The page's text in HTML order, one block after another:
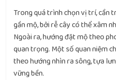
Trong quá trình chọn vị trí, cần
gần mộ, bởi rễ cây có thể xâm
Ngoài ra, hướng đặt mộ theo
quan trọng. Một số quan niệm
theo hướng nhìn ra sông, tựa
vững bền.